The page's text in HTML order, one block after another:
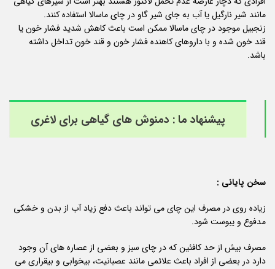
مانند شیر نارگیل یا آب به جای شیر گاو در چای ماسالا استفاده کنند.
زنجبیل موجود در چای ماسالا ممکن است باعث کاهش شدید فشار خون یا
قند خون شده و با داروهای کاهنده فشار خون و قند خون تداخل داشته
باشد.
پیشنهاد ما : دمنوش های گیاهی برای لاغری
سخن پایانی :
زیاده روی در مصرف این چای می تواند باعث دفع زیاد آب از بدن و خشکی
مدفوع و یبوست شود.
مصرف بیش از حد کافئین که در چای سبز و بعضی از عصاره های آن وجود
دارد در بعضی از افراد باعث علائمی مانند عصبانیت، بیخوابی و بیقراری می